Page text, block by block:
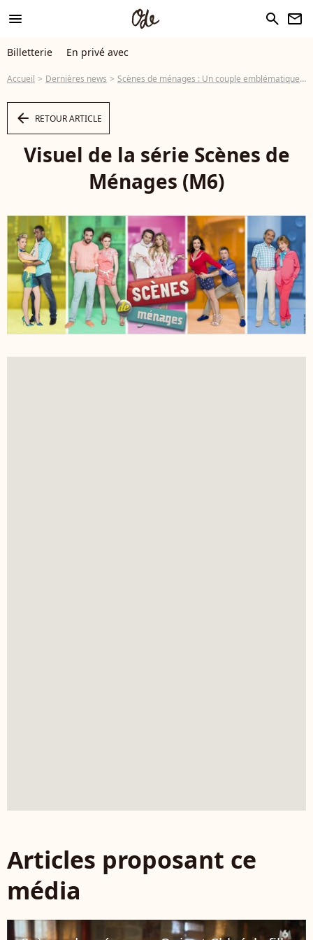
menu search newsletter
Billetterie En privé avec
Accueil Dernières news Scènes de ménages : Un couple emblématique quitte la série !
arrow_left RETOUR ARTICLE
Visuel de la série Scènes de
Ménages (M6)
Articles proposant ce
média